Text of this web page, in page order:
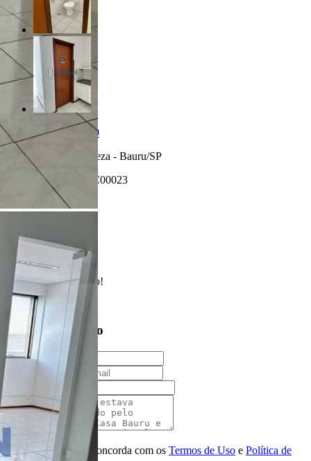
R$ 350.000,00
Vila Santa Tereza - Bauru/SP
Referência: SC00023
2 Banheiros
80.00 m²
Enviado com sucesso!
Entre em contato
Nome
Mensagem
Ao ENVIAR você concorda com os Termos de Uso e Política de